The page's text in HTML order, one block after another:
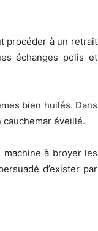
procéder à un retrait
échanges polis et
bien huilés. Dans
cauchemar éveillé.
machine à broyer les
d’exister par